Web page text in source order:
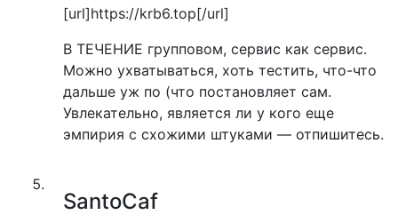
[url]https://krb6.top[/url]
В ТЕЧЕНИЕ групповом, сервис как сервис.
Можно ухватываться, хоть тестить, что-что
дальше уж по (что постановляет сам.
Увлекательно, является ли у кого еще
эмпирия с схожими штуками — отпишитесь.
SantoCaf